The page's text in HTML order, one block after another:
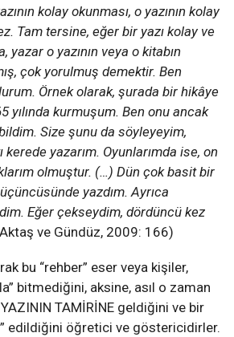
kolay okunması, o yazının kolay
Tam tersine, eğer bir yazı kolay ve
o yazının veya o kitabın
çok yorulmuş demektir. Ben
Örnek olarak, şurada bir hikâye
yılında kurmuşum. Ben onu ancak
Size şunu da söyleyeyim,
kerede yazarım. Oyunlarımda ise, on
olmuştur. (…) Dün çok basit bir
yazdım. Ayrıca
Eğer çekseydim, dördüncü kez
ve Gündüz, 2009: 166)
bu “rehber” eser veya kişiler,
bitmediğini, aksine, asıl o zaman
YAZININ TAMİRİNE geldiğini ve bir
edildiğini öğretici ve göstericidirler.